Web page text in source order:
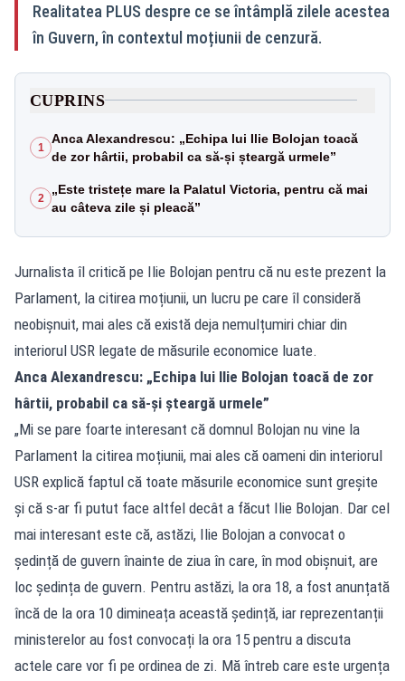
Realitatea PLUS despre ce se întâmplă zilele acestea
în Guvern, în contextul moțiunii de cenzură.
CUPRINS
1
Anca Alexandrescu: „Echipa lui Ilie Bolojan toacă
de zor hârtii, probabil ca să-și șteargă urmele”
2
„Este tristețe mare la Palatul Victoria, pentru că mai
au câteva zile și pleacă”
Jurnalista îl critică pe Ilie Bolojan pentru că nu este prezent la
Parlament, la citirea moțiunii, un lucru pe care îl consideră
neobișnuit, mai ales că există deja nemulțumiri chiar din
interiorul USR legate de măsurile economice luate.
Anca Alexandrescu: „Echipa lui Ilie Bolojan toacă de zor
hârtii, probabil ca să-și șteargă urmele”
„Mi se pare foarte interesant că domnul Bolojan nu vine la
Parlament la citirea moțiunii, mai ales că oameni din interiorul
USR explică faptul că toate măsurile economice sunt greșite
și că s-ar fi putut face altfel decât a făcut Ilie Bolojan. Dar cel
mai interesant este că, astăzi, Ilie Bolojan a convocat o
ședință de guvern înainte de ziua în care, în mod obișnuit, are
loc ședința de guvern. Pentru astăzi, la ora 18, a fost anunțată
încă de la ora 10 dimineața această ședință, iar reprezentanții
ministerelor au fost convocați la ora 15 pentru a discuta
actele care vor fi pe ordinea de zi. Mă întreb care este urgența